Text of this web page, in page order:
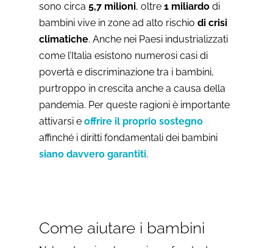
sono circa 5,7 milioni, oltre 1 miliardo di
bambini vive in zone ad alto rischio di crisi
climatiche. Anche nei Paesi industrializzati
come l’Italia esistono numerosi casi di
povertà e discriminazione tra i bambini,
purtroppo in crescita anche a causa della
pandemia. Per queste ragioni è importante
attivarsi e offrire il proprio sostegno
affinché i diritti fondamentali dei bambini
siano davvero garantiti.
Come aiutare i bambini